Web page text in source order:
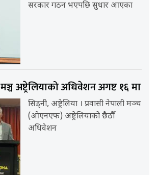
सरकार गठन भएपछि सुधार आएका
मञ्च अष्ट्रेलियाको अधिवेशन अगष्ट १६ मा
सिड्नी, अष्ट्रेलिया । प्रवासी नेपाली मञ्च
(ओएनएफ) अष्ट्रेलियाको छैठौँ
अधिवेशन